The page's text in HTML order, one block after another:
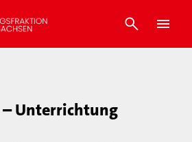
– Unterrichtung